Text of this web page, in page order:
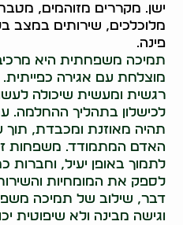
ישן. מקררים מזוהמים,
מלוכלכים, שירותים במצב
פינה.
תמיכה משפחתית היא
מוצלחת עם אגירה
רגשית ומעשית שיכולה
לכישלון בתהליך
תהיה מאוזנת ומכבדת, תוך
האדם המתמודד. משפחות
לתמוך באופן יעיל, וחברות
לספק את המומחיות
דבר, שילוב של תמיכה
וגישה מבינה ולא שיפוטית